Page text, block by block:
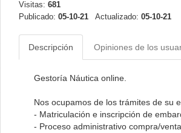
Visitas: 681
Publicado: 05-10-21 Actualizado: 05-10-21
Descripción Opiniones de los
Gestoría Náutica online.
Nos ocupamos de los trámites de su
- Matriculación e inscripción de
- Proceso administrativo compra/venta.